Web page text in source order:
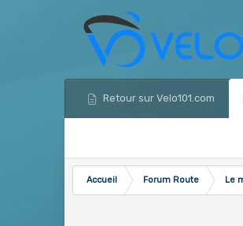
Retour sur Velo101.com
Accueil Forum Route Le